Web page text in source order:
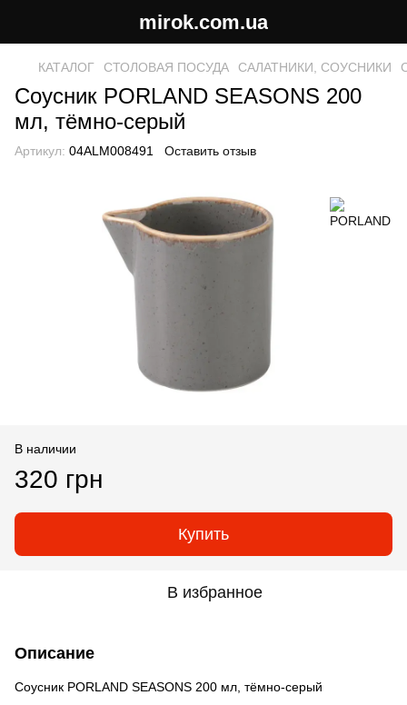
mirok.com.ua
КАТАЛОГ СТОЛОВАЯ ПОСУДА САЛАТНИКИ, СОУСНИКИ
Соусник PORLAND SEASONS 200
мл, тёмно-серый
Артикул: 04ALM008491 Оставить отзыв
В наличии
320 грн
Купить
В избранное
Описание
Соусник PORLAND SEASONS 200 мл, тёмно-серый